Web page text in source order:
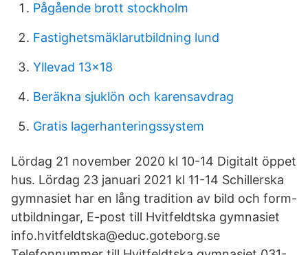
Pågående brott stockholm
Fastighetsmäklarutbildning lund
Yllevad 13x18
Beräkna sjuklön och karensavdrag
Gratis lagerhanteringssystem
Lördag 21 november 2020 kl 10-14 Digitalt öppet
hus. Lördag 23 januari 2021 kl 11-14 Schillerska
gymnasiet har en lång tradition av bild och form-
utbildningar, E-post till Hvitfeldtska gymnasiet
info.hvitfeldtska@educ.goteborg.se